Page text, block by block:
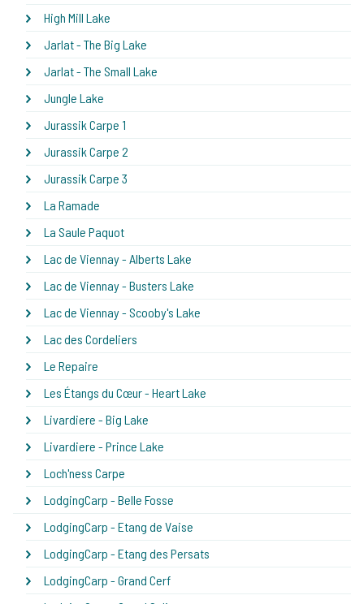
High Mill Lake
Jarlat - The Big Lake
Jarlat - The Small Lake
Jungle Lake
Jurassik Carpe 1
Jurassik Carpe 2
Jurassik Carpe 3
La Ramade
La Saule Paquot
Lac de Viennay - Alberts Lake
Lac de Viennay - Busters Lake
Lac de Viennay - Scooby's Lake
Lac des Cordeliers
Le Repaire
Les Étangs du Cœur - Heart Lake
Livardiere - Big Lake
Livardiere - Prince Lake
Loch'ness Carpe
LodgingCarp - Belle Fosse
LodgingCarp - Etang de Vaise
LodgingCarp - Etang des Persats
LodgingCarp - Grand Cerf